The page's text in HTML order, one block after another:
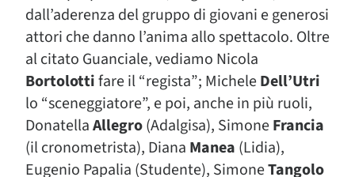
dall’aderenza del gruppo di giovani e generosi
attori che danno l’anima allo spettacolo. Oltre
al citato Guanciale, vediamo Nicola
Bortolottifare il “regista”; MicheleDell’Utri
lo “sceneggiatore”, e poi, anche in più ruoli,
DonatellaAllegro(Adalgisa), SimoneFrancia
(il cronometrista), Diana Manea (Lidia),
Eugenio Papalia (Studente), SimoneTangolo